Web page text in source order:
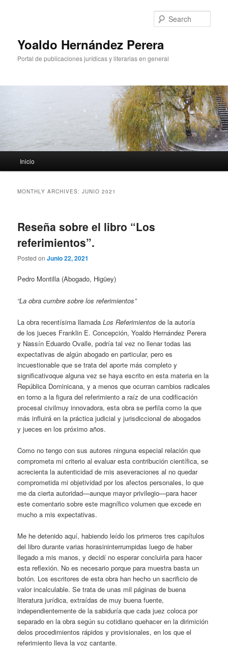
Yoaldo Hernández Perera
Portal de publicaciones jurídicas y literarias en general
Skip to primary content
Skip to secondary content
Inicio
MONTHLY ARCHIVES:JUNIO 2021
Reseña sobre el libro “Los
referimientos”.
Posted onJunio 22, 2021
Pedro Montilla (Abogado, Higüey)
“La obra cumbre sobre los referimientos”
La obra recentísima llamadaLos Referimientos de la autoría
de los jueces Franklin E. Concepción, Yoaldo Hernández Perera
y Nassín Eduardo Ovalle, podría tal vez no llenar todas las
expectativas de algún abogado en particular, pero es
incuestionable que se trata del aporte más completo y
significativoque alguna vez se haya escrito en esta materia en la
República Dominicana, y a menos que ocurran cambios radicales
en torno a la figura del referimiento a raíz de una codificación
procesal civilmuy innovadora, esta obra se perfila como la que
más influirá en la práctica judicial y jurisdiccional de abogados
y jueces en los próximo años.
Como no tengo con sus autores ninguna especial relación que
comprometa mi criterio al evaluar esta contribución científica, se
acrecienta la autenticidad de mis aseveraciones al no quedar
comprometida mi objetividad por los afectos personales, lo que
me da cierta autoridad—aunque mayor privilegio—para hacer
este comentario sobre este magnífico volumen que excede en
mucho a mis expectativas.
Me he detenido aquí, habiendo leído los primeros tres capítulos
del libro durante varias horasininterrumpidas luego de haber
llegado a mis manos, y decidí no esperar concluirla para hacer
esta reflexión. No es necesario porque para muestra basta un
botón. Los escritores de esta obra han hecho un sacrificio de
valor incalculable. Se trata de unas mil páginas de buena
literatura jurídica, extraídas de muy buena fuente,
independientemente de la sabiduría que cada juez coloca por
separado en la obra según su cotidiano quehacer en la dirimición
delos procedimientos rápidos y provisionales, en los que el
referimiento lleva la voz cantante.